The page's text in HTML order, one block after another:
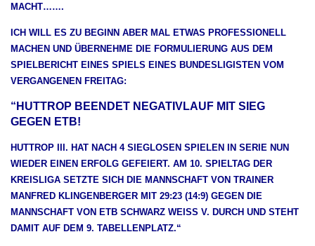
MACHT…….
ICH WILL ES ZU BEGINN ABER MAL ETWAS PROFESSIONELL
MACHEN UND ÜBERNEHME DIE FORMULIERUNG AUS DEM
SPIELBERICHT EINES SPIELS EINES BUNDESLIGISTEN VOM
VERGANGENEN FREITAG:
“HUTTROP BEENDET NEGATIVLAUF MIT SIEG
GEGEN ETB!
HUTTROP III. HAT NACH 4 SIEGLOSEN SPIELEN IN SERIE NUN
WIEDER EINEN ERFOLG GEFEIERT. AM 10. SPIELTAG DER
KREISLIGA SETZTE SICH DIE MANNSCHAFT VON TRAINER
MANFRED KLINGENBERGER MIT 29:23 (14:9) GEGEN DIE
MANNSCHAFT VON ETB SCHWARZ WEISS V. DURCH UND STEHT D
AMIT AUF DEM 9. TABELLENPLATZ.“